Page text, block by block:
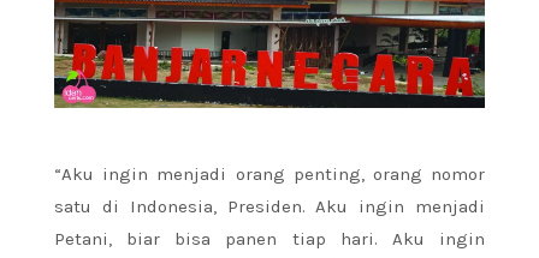
“Aku ingin menjadi orang penting, orang nomor
satu di Indonesia, Presiden. Aku ingin menjadi
Petani, biar bisa panen tiap hari. Aku ingin